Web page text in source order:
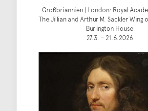
Großbriannien | London: Royal
The Jillian and Arthur M. Sackler Wing
Burlington House
27.3. – 21.6.2026